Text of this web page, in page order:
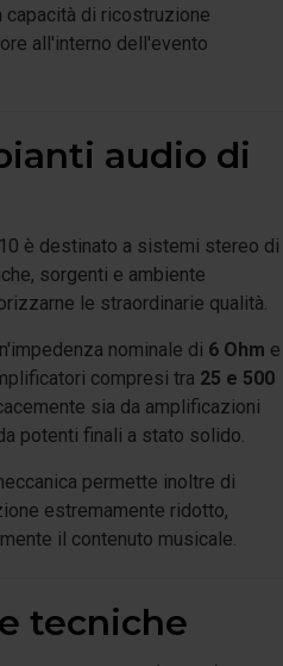
capacità di ricostruzione
all'interno dell'evento
audio di
è destinato a sistemi stereo di
sorgenti e ambiente
le straordinarie qualità.
nominale di 6 Ohm e
compresi tra 25 e 500
sia da amplificazioni
potenti finali a stato solido.
permette inoltre di
estremamente ridotto,
il contenuto musicale.
tecniche